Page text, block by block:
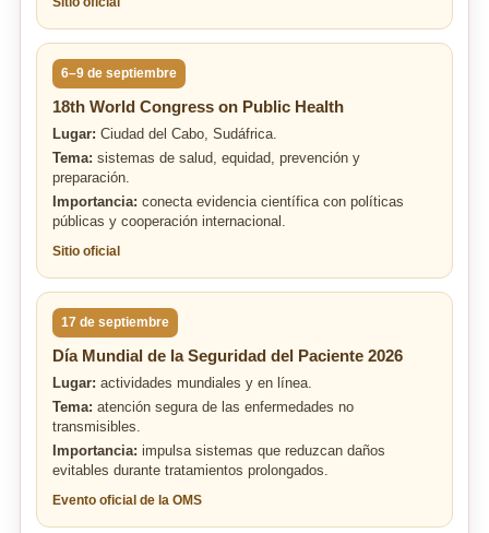
6–9 de septiembre
18th World Congress on Public Health
Lugar: Ciudad del Cabo, Sudáfrica.
Tema: sistemas de salud, equidad, prevención y
preparación.
Importancia: conecta evidencia científica con políticas
públicas y cooperación internacional.
Sitio oficial
17 de septiembre
Día Mundial de la Seguridad del Paciente 2026
Lugar: actividades mundiales y en línea.
Tema: atención segura de las enfermedades no
transmisibles.
Importancia: impulsa sistemas que reduzcan daños
evitables durante tratamientos prolongados.
Evento oficial de la OMS